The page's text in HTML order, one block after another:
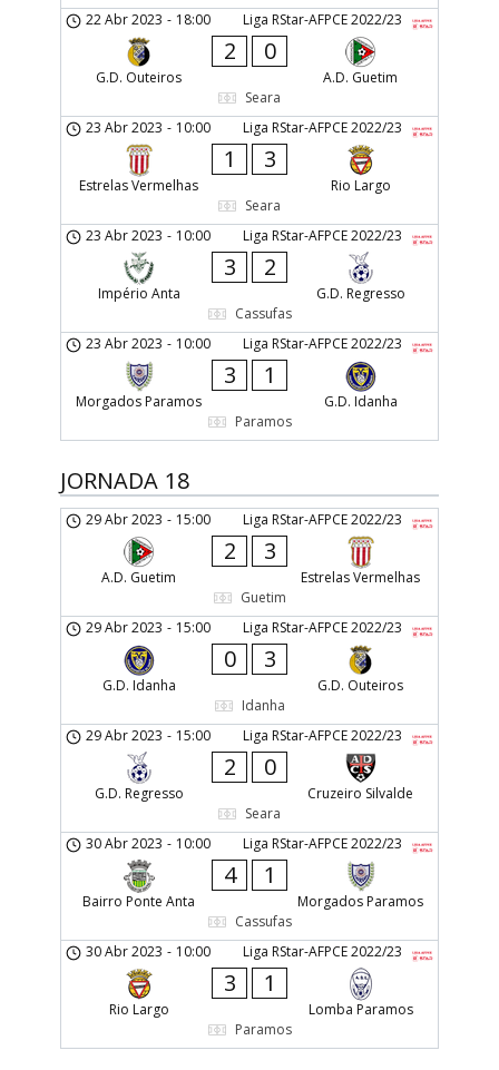
Liga RStar-AFPCE 2022/23
22 Abr 2023 - 18:00
G.D. Outeiros
2 0
A.D. Guetim
Seara
Liga RStar-AFPCE 2022/23
23 Abr 2023 - 10:00
Estrelas Vermelhas
1 3
Rio Largo
Seara
Liga RStar-AFPCE 2022/23
23 Abr 2023 - 10:00
Império Anta
3 2
G.D. Regresso
Cassufas
Liga RStar-AFPCE 2022/23
23 Abr 2023 - 10:00
Morgados Paramos
3 1
G.D. Idanha
Paramos
JORNADA 18
Liga RStar-AFPCE 2022/23
29 Abr 2023 - 15:00
A.D. Guetim
2 3
Estrelas Vermelhas
Guetim
Liga RStar-AFPCE 2022/23
29 Abr 2023 - 15:00
G.D. Idanha
0 3
G.D. Outeiros
Idanha
Liga RStar-AFPCE 2022/23
29 Abr 2023 - 15:00
G.D. Regresso
2 0
Cruzeiro Silvalde
Seara
Liga RStar-AFPCE 2022/23
30 Abr 2023 - 10:00
Bairro Ponte Anta
4 1
Morgados Paramos
Cassufas
Liga RStar-AFPCE 2022/23
30 Abr 2023 - 10:00
Rio Largo
3 1
Lomba Paramos
Paramos